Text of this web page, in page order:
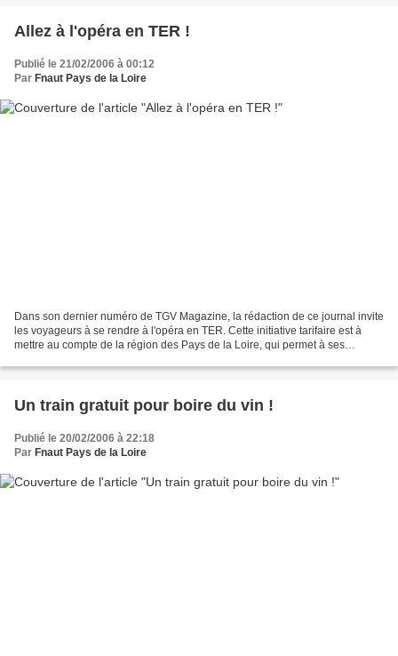
Allez à l'opéra en TER !
Publié le 21/02/2006 à 00:12
Par Fnaut Pays de la Loire
Dans son dernier numéro de TGV Magazine, la rédaction de ce journal invite
les voyageurs à se rendre à l'opéra en TER. Cette initiative tarifaire est à
mettre au compte de la région des Pays de la Loire, qui permet à ses
Un train gratuit pour boire du vin !
Publié le 20/02/2006 à 22:18
Par Fnaut Pays de la Loire